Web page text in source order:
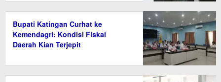
Bupati Katingan Curhat ke
Kemendagri: Kondisi Fiskal
Daerah Kian Terjepit